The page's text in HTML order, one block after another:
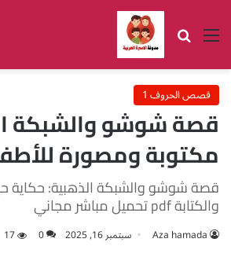
القائمة بحث عن
قصص الحروف 1
قصة شوشو والشبكة
مكتوبة ومصورة
قصة شوشو والشبكة الذهبية: حكاية
والكتابة pdf تحميل مباشر مجاني
Aza hamada سبتمبر 16, 2025 0
17